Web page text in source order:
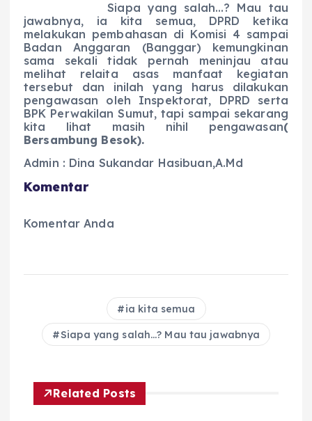
Siapa yang salah…? Mau tau
jawabnya, ia kita semua, DPRD ketika
melakukan pembahasan di Komisi 4 sampai
Badan Anggaran (Banggar) kemungkinan
sama sekali tidak pernah meninjau atau
melihat relaita asas manfaat kegiatan
tersebut dan inilah yang harus dilakukan
pengawasan oleh Inspektorat, DPRD serta
BPK Perwakilan Sumut, tapi sampai sekarang
kita lihat masih nihil pengawasan(
Bersambung Besok).
Admin : Dina Sukandar Hasibuan,A.Md
Komentar
Komentar Anda
ia kita semua
Siapa yang salah…? Mau tau jawabnya
Related Posts